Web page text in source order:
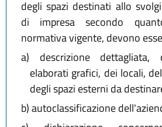
degli spazi destinati allo
di impresa secondo
normativa vigente, devono
a) descrizione dettagliata,
elaborati grafici, dei locali,
degli spazi esterni da
b)autoclassificazione